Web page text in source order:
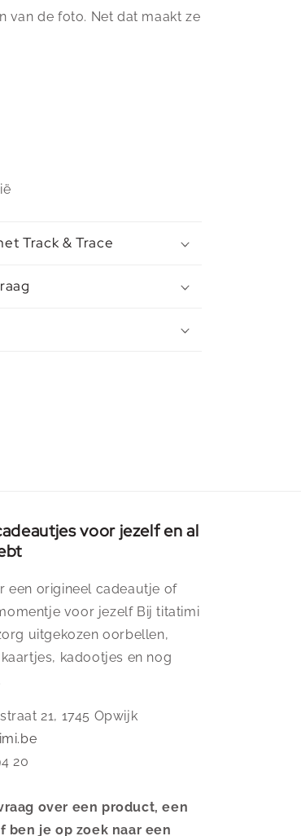
van de foto. Net dat maakt ze
Track & Trace
voor jezelf en al
een origineel cadeautje of
voor jezelf Bij titatimi
uitgekozen oorbellen,
kadootjes en nog
21, 1745 Opwijk
20
over een product, een
ben je op zoek naar een